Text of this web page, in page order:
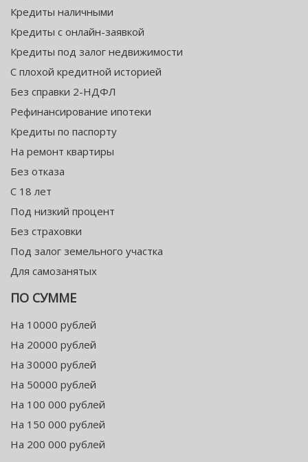
Кредиты наличными
Кредиты с онлайн-заявкой
Кредиты под залог недвижимости
С плохой кредитной историей
Без справки 2-НДФЛ
Рефинансирование ипотеки
Кредиты по паспорту
На ремонт квартиры
Без отказа
С 18 лет
Под низкий процент
Без страховки
Под залог земельного участка
Для самозанятых
ПО СУММЕ
На 10000 рублей
На 20000 рублей
На 30000 рублей
На 50000 рублей
На 100 000 рублей
На 150 000 рублей
На 200 000 рублей